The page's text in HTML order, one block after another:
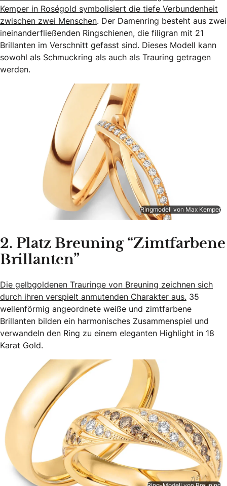
Kemper in Roségold symbolisiert die tiefe Verbundenheit
zwischen zwei Menschen. Der Damenring besteht aus zwei
ineinanderfließenden Ringschienen, die filigran mit 21
Brillanten im Verschnitt gefasst sind. Dieses Modell kann
sowohl als Schmuckring als auch als Trauring getragen
werden.
Ringmodell von Max Kemper
2. Platz Breuning “Zimtfarbene
Brillanten”
Die gelbgoldenen Trauringe von Breuning zeichnen sich
durch ihren verspielt anmutenden Charakter aus. 35
wellenförmig angeordnete weiße und zimtfarbene
Brillanten bilden ein harmonisches Zusammenspiel und
verwandeln den Ring zu einem eleganten Highlight in 18
Karat Gold.